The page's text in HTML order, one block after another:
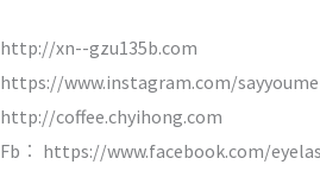
http://xn--gzu135b.com
https://www.instagram.com/
http://coffee.chyihong.com
Fb︰ https://www.facebook.com/